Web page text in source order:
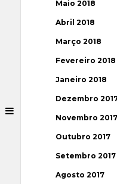
Maio 2018
Abril 2018
Março 2018
Fevereiro 2018
Janeiro 2018
Dezembro
Novembro 2017
Outubro 2017
Setembro 2017
Agosto 2017